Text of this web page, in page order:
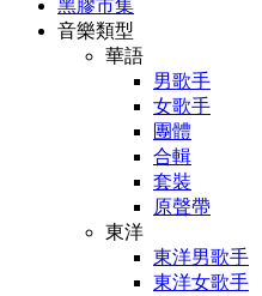
黑膠市集
音樂類型
華語
男歌手
女歌手
團體
合輯
套裝
原聲帶
東洋
東洋男歌手
東洋女歌手